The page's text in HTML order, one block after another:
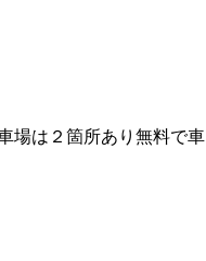
場は２箇所あり無料で車